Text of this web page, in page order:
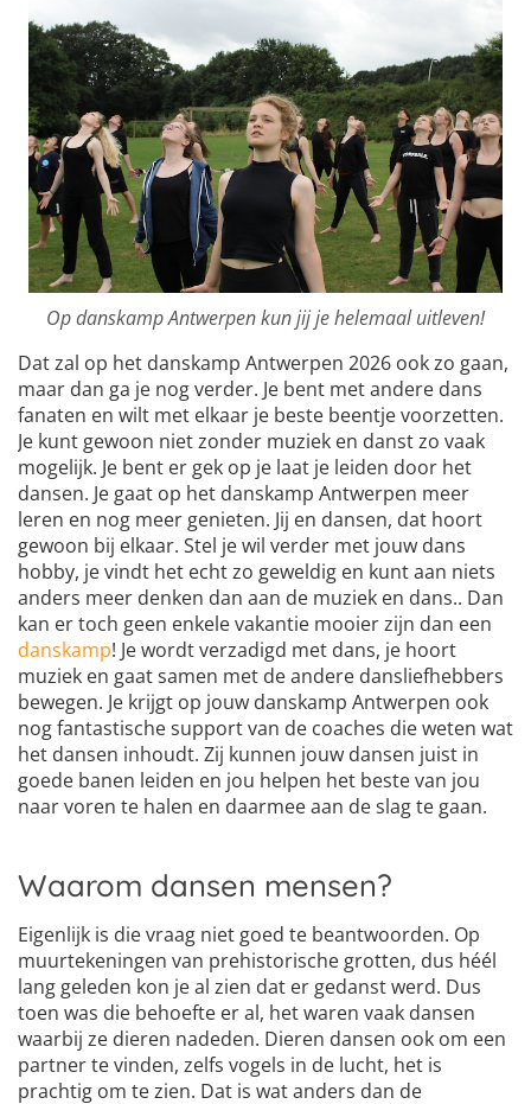
Op danskamp Antwerpen kun jij je helemaal uitleven!
Dat zal op het danskamp Antwerpen 2026 ook zo gaan,
maar dan ga je nog verder. Je bent met andere dans
fanaten en wilt met elkaar je beste beentje voorzetten.
Je kunt gewoon niet zonder muziek en danst zo vaak
mogelijk. Je bent er gek op je laat je leiden door het
dansen. Je gaat op het danskamp Antwerpen meer
leren en nog meer genieten. Jij en dansen, dat hoort
gewoon bij elkaar. Stel je wil verder met jouw dans
hobby, je vindt het echt zo geweldig en kunt aan niets
anders meer denken dan aan de muziek en dans.. Dan
kan er toch geen enkele vakantie mooier zijn dan een
danskamp! Je wordt verzadigd met dans, je hoort
muziek en gaat samen met de andere dansliefhebbers
bewegen. Je krijgt op jouw danskamp Antwerpen ook
nog fantastische support van de coaches die weten wat
het dansen inhoudt. Zij kunnen jouw dansen juist in
goede banen leiden en jou helpen het beste van jou
naar voren te halen en daarmee aan de slag te gaan.
Waarom dansen mensen?
Eigenlijk is die vraag niet goed te beantwoorden. Op
muurtekeningen van prehistorische grotten, dus héél
lang geleden kon je al zien dat er gedanst werd. Dus
toen was die behoefte er al, het waren vaak dansen
waarbij ze dieren nadeden. Dieren dansen ook om een
partner te vinden, zelfs vogels in de lucht, het is
prachtig om te zien. Dat is wat anders dan de